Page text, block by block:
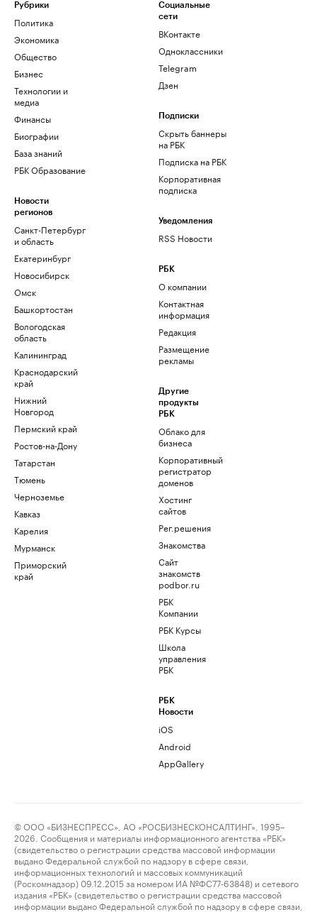
Рубрики
Политика
Экономика
Общество
Бизнес
Технологии и
медиа
Финансы
Биографии
База знаний
РБК Образование
Новости
регионов
Санкт-Петербург
и область
Екатеринбург
Новосибирск
Омск
Башкортостан
Вологодская
область
Калининград
Краснодарский
край
Нижний
Новгород
Пермский край
Ростов-на-Дону
Татарстан
Тюмень
Черноземье
Кавказ
Карелия
Мурманск
Приморский
край
Социальные
сети
ВКонтакте
Одноклассники
Telegram
Дзен
Подписки
Скрыть баннеры
на РБК
Подписка на РБК
Корпоративная
подписка
Уведомления
RSS Новости
РБК
О компании
Контактная
информация
Редакция
Размещение
рекламы
Другие
продукты
РБК
Облако для
бизнеса
Корпоративный
регистратор
доменов
Хостинг
сайтов
Рег.решения
Знакомства
Сайт
знакомств
podbor.ru
РБК
Компании
РБК Курсы
Школа
управления
РБК
РБК
Новости
iOS
Android
AppGallery
© ООО «БИЗНЕСПРЕСС», АО «РОСБИЗНЕСКОНСАЛТИНГ», 1995–
2026. Сообщения и материалы информационного агентства «РБК»
(свидетельство о регистрации средства массовой информации
выдано Федеральной службой по надзору в сфере связи,
информационных технологий и массовых коммуникаций
(Роскомнадзор) 09.12.2015 за номером ИА №ФС77-63848) и сетевого
издания «РБК» (свидетельство о регистрации средства массовой
информации выдано Федеральной службой по надзору в сфере связи,